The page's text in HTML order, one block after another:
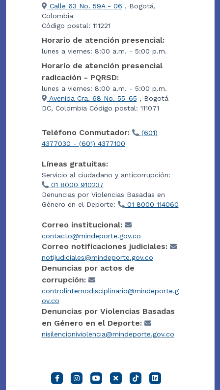
Calle 63 No. 59A - 06 , Bogotá,
Colombia
Código postal: 111221
Horario de atención presencial:
lunes a viernes: 8:00 a.m. - 5:00 p.m.
Horario de atención presencial
radicación - PQRSD:
lunes a viernes: 8:00 a.m. - 5:00 p.m.
Avenida Cra. 68 No. 55-65 , Bogotá
DC, Colombia Código postal: 111071
Teléfono Conmutador:
(601)
4377030 - (601) 4377100
Líneas gratuitas:
Servicio al ciudadano y anticorrupción:
01 8000 910237
Denuncias por Violencias Basadas en
Género en el Deporte:
01 8000 114060
Correo institucional:
contacto@mindeporte.gov.co
Correo notificaciones judiciales:
notijudiciales@mindeporte.gov.co
Denuncias por actos de
corrupción:
controlinternodisciplinario@mindeporte.g
ov.co
Denuncias por Violencias Basadas
en Género en el Deporte:
nisilencioniviolencia@mindeporte.gov.co